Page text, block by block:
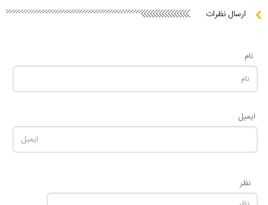
ارسال نظرات
نام
ایمیل
نظر